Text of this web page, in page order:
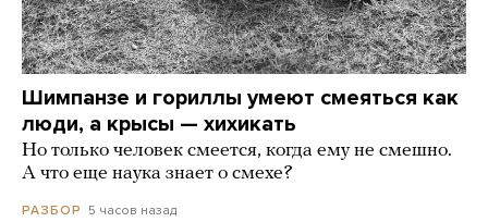
Шимпанзе и гориллы умеют смеяться как
люди, а крысы — хихикать
Но только человек смеется, когда ему не смешно.
А что еще наука знает о смехе?
РАЗБОР 5 часов назад